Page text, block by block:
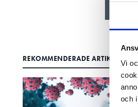
Vi
och
REKOMMENDERADE ARTIKLAR